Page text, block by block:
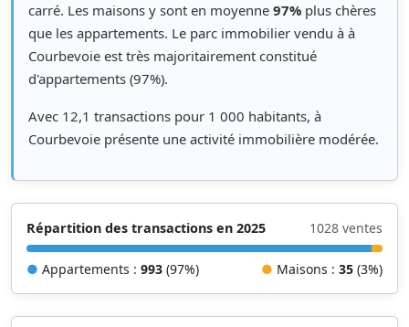
carré. Les maisons y sont en moyenne 97% plus chères
que les appartements. Le parc immobilier vendu à à
Courbevoie est très majoritairement constitué
d'appartements (97%).
Avec 12,1 transactions pour 1 000 habitants, à
Courbevoie présente une activité immobilière modérée.
Répartition des transactions en 2025 1028 ventes
● Appartements : 993 (97%) ● Maisons : 35 (3%)